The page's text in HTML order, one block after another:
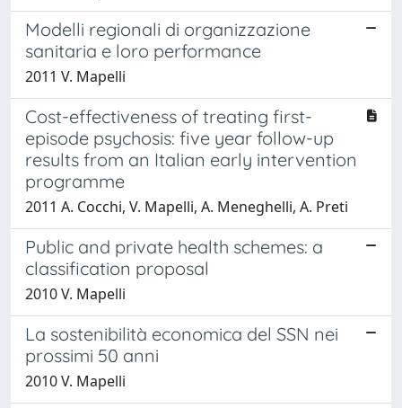
Modelli regionali di organizzazione
sanitaria e loro performance
2011 V. Mapelli
Cost-effectiveness of treating first-
episode psychosis: five year follow-up
results from an Italian early intervention
programme
2011 A. Cocchi, V. Mapelli, A. Meneghelli, A. Preti
Public and private health schemes: a
classification proposal
2010 V. Mapelli
La sostenibilità economica del SSN nei
prossimi 50 anni
2010 V. Mapelli